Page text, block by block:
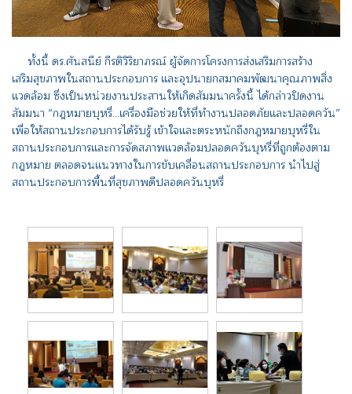
ทั้งนี้ ดร.ศันสนีย์ กีรติวิริยาภรณ์ ผู้จัดการโครงการส่งเสริมการสร้าง
เสริมสุขภาพในสถานประกอบการ และอุปนายกสมาคมพัฒนาคุณภาพสิ่ง
แวดล้อม ซึ่งเป็นหน่วยงานประสานให้เกิดสัมมนาครั้งนี้ ได้กล่าวปิดงาน
สัมมนา “กฎหมายบุหรี่...เครื่องมือช่วยให้ที่ทำงานปลอดภัยและปลอดควัน”
เพื่อให้สถานประกอบการได้รับรู้ เข้าใจและตระหนักถึงกฎหมายบุหรี่ใน
สถานประกอบการและการจัดสภาพแวดล้อมปลอดควันบุหรี่ที่ถูกต้องตาม
กฎหมาย ตลอดจนแนวทางในการขับเคลื่อนสถานประกอบการ นำไปสู่
สถานประกอบการพื้นที่สุขภาพดีปลอดควันบุหรี่